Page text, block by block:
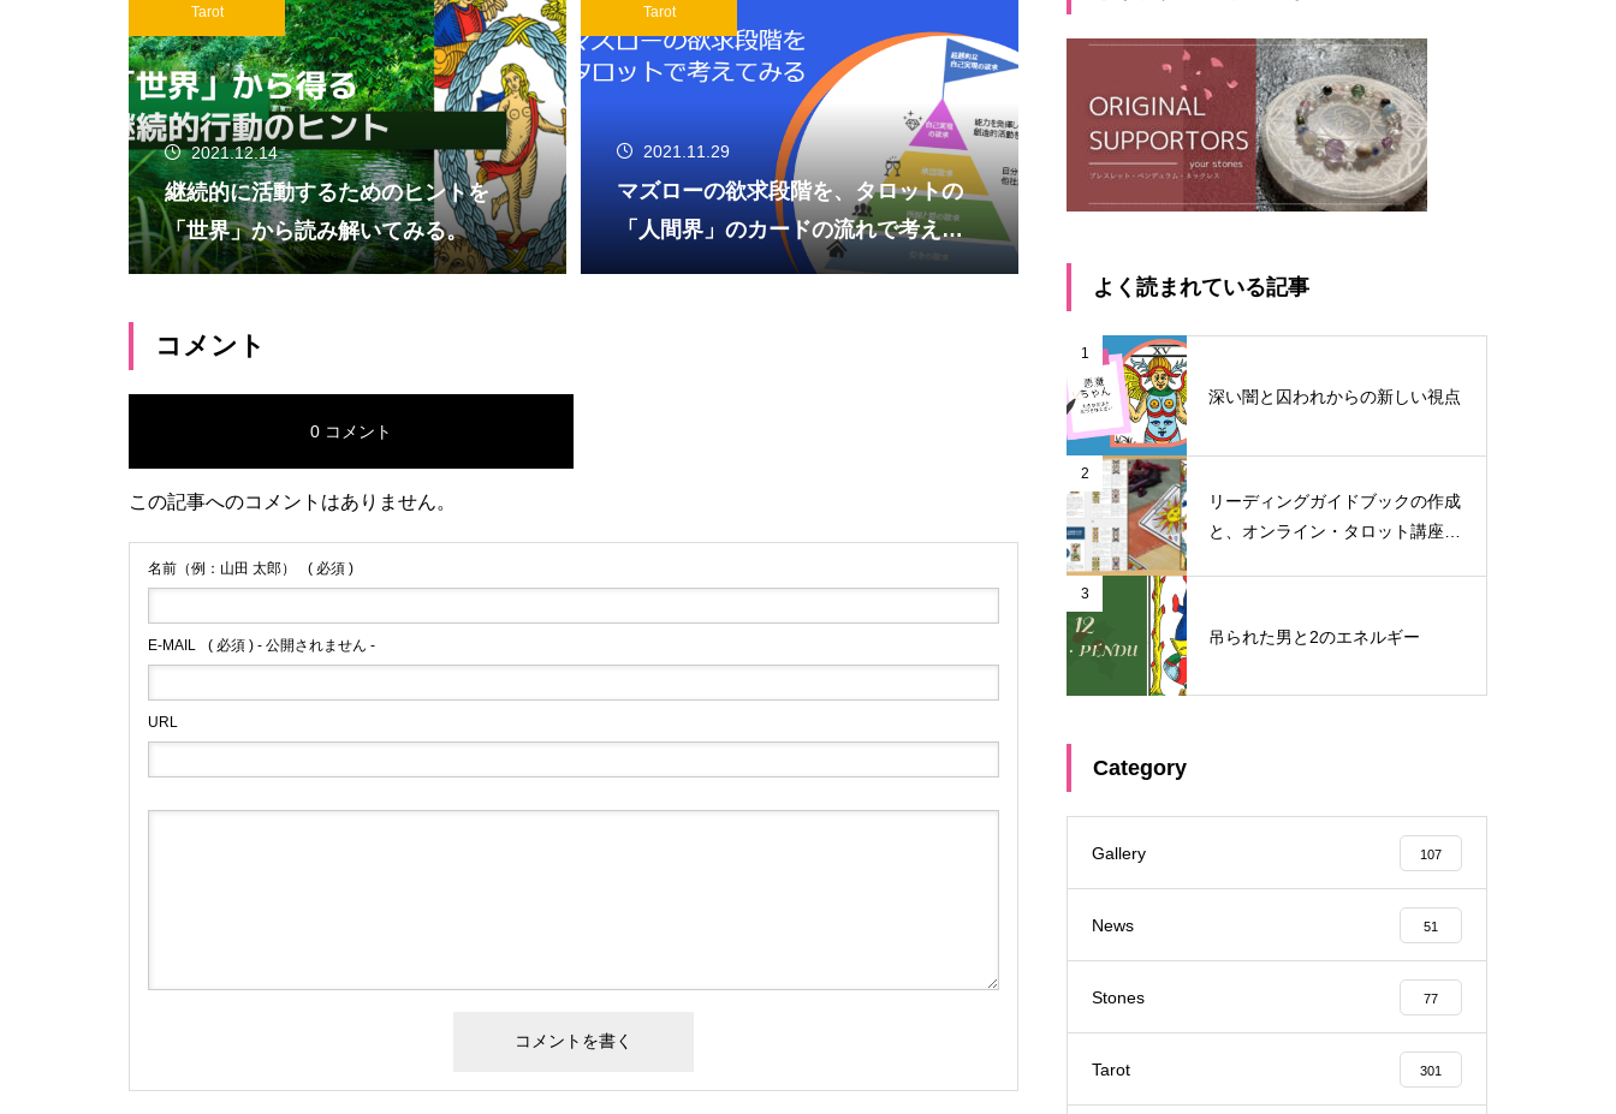
Tarot
2021.12.14
継続的に活動するためのヒントを
「世界」から読み解いてみる。
Tarot
2021.11.29
マズローの欲求段階を、タロットの
「人間界」のカードの流れで考えて
みる
コメント
0 コメント
この記事へのコメントはありません。
名前（例：山田 太郎） ( 必須 )
E-MAIL ( 必須 ) - 公開されません -
URL
よく読まれている記事
1
深い闇と囚われからの新しい視点
2
リーディングガイドブックの作成
と、オンライン・タロット講座料
3
吊られた男と2のエネルギー
Category
Gallery 107
News 51
Stones 77
Tarot 301